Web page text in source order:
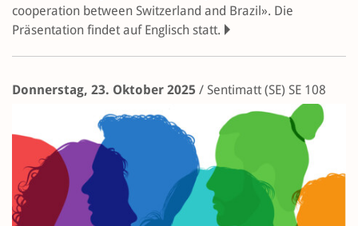
cooperation between Switzerland and Brazil». Die
Präsentation findet auf Englisch statt.
Donnerstag, 23. Oktober 2025 / Sentimatt (SE) SE 108